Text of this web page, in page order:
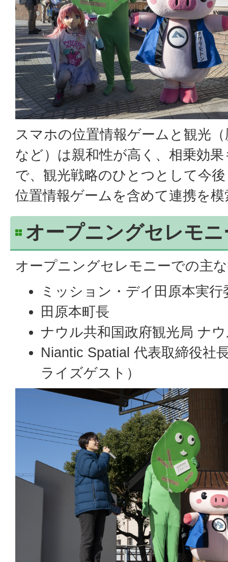
スマホの位置情報ゲームと観光
など）は親和性が高く、相乗効
で、観光戦略のひとつとして今
位置情報ゲームを含めて連携を
オープニングセレモ
オープニングセレモニーでの主
ミッション・デイ田原本実行
田原本町長
ナウル共和国政府観光局 ナ
Niantic Spatial 代表取締役社
ライズゲスト）